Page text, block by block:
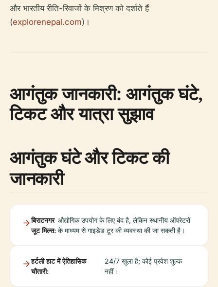
और भारतीय रीति-रिवाजों के मिश्रण को दर्शाते हैं
(explorenepal.com)।
आगंतुक जानकारी: आगंतुक घंटे,
टिकट और यात्रा सुझाव
आगंतुक घंटे और टिकट की
जानकारी
बिराटनगर
जूट मिल्स:
औद्योगिक उपयोग के लिए बंद है, लेकिन स्थानीय ऑपरेटरों
के माध्यम से गाइडेड टूर की व्यवस्था की जा सकती है।
हर्टली हाट में ऐतिहासिक
चौतारी:
24/7 खुला है; कोई प्रवेश शुल्क
नहीं।